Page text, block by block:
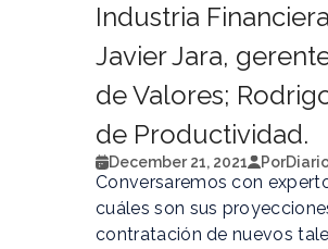
Industria
Javier Jara,
de Valores;
de Productividad.
December 21, 2021 Por
Conversaremos con
cuáles son sus
contratación de nuevos